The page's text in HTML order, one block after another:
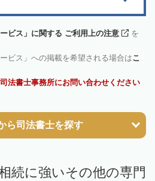
ビス」に関する ご利用上の注意
を
ビス」への掲載を希望される場合はこ
法書士事務所にお問い合わせください
ら司法書士を探す
続に強いその他の専門